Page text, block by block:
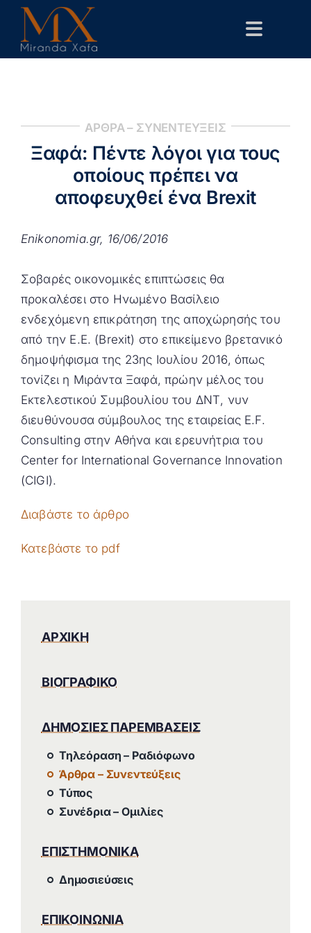
Skip
content
Toggle
Αρχική
Δημόσιες Παρεμβάσεις
Επιστημονικά
Επικοινωνία
ΑΡΘΡΑ – ΣΥΝΕΝΤΕΥΞΕΙΣ
Ξαφά: Πέντε λόγοι για τους
οποίους πρέπει να
αποφευχθεί ένα Brexit
Enikonomia.gr, 16/06/2016
Σοβαρές οικονομικές επιπτώσεις θα
προκαλέσει στο Ηνωμένο Βασίλειο
ενδεχόμενη επικράτηση της αποχώρησής του
από την Ε.Ε. (Brexit) στο επικείμενο βρετανικό
δημοψήφισμα της 23ης Ιουλίου 2016, όπως
τονίζει η Μιράντα Ξαφά, πρώην μέλος του
Εκτελεστικού Συμβουλίου του ΔΝΤ, νυν
διευθύνoυσα σύμβουλος της εταιρείας E.F.
Consulting στην Αθήνα και ερευνήτρια του
Center for International Governance Innovation
(CIGI).
Διαβάστε το άρθρο
Κατεβάστε το pdf
ΑΡΧΙΚΗ
ΒΙΟΓΡΑΦΙΚΟ
ΔΗΜΟΣΙΕΣ ΠΑΡΕΜΒΑΣΕΙΣ
Τηλεόραση – Ραδιόφωνο
Άρθρα – Συνεντεύξεις
Τύπος
Συνέδρια – Ομιλίες
ΕΠΙΣΤΗΜΟΝΙΚΑ
Δημοσιεύσεις
ΕΠΙΚΟΙΝΩΝΙΑ